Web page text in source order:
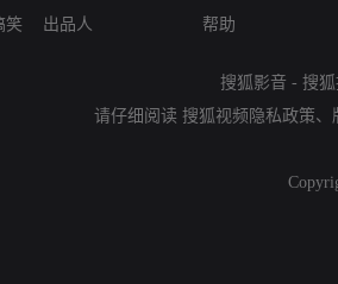
笑
出品人
帮助
搜狐影音 - 搜
请仔细阅读 搜狐视频隐私政策、